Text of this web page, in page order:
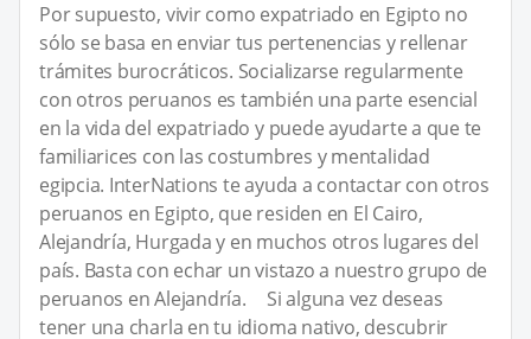
Por supuesto, vivir como expatriado en Egipto no
sólo se basa en enviar tus pertenencias y rellenar
trámites burocráticos. Socializarse regularmente
con otros peruanos es también una parte esencial
en la vida del expatriado y puede ayudarte a que te
familiarices con las costumbres y mentalidad
egipcia. InterNations te ayuda a contactar con otros
peruanos en Egipto, que residen en El Cairo,
Alejandría, Hurgada y en muchos otros lugares del
país. Basta con echar un vistazo a nuestro grupo de
peruanos en Alejandría. Si alguna vez deseas
tener una charla en tu idioma nativo, descubrir